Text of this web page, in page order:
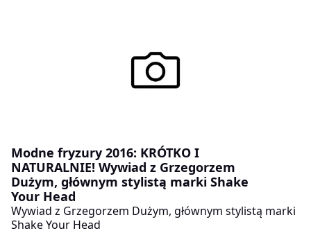
Modne fryzury 2016: KRÓTKO I
NATURALNIE! Wywiad z Grzegorzem
Dużym, głównym stylistą marki Shake
Your Head
Wywiad z Grzegorzem Dużym, głównym stylistą marki
Shake Your Head